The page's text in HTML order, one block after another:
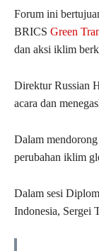
Forum ini
BRICS Green
dan aksi iklim
Direktur Russian
acara dan
Dalam
perubahan iklim
Dalam sesi
Indonesia, Sergei